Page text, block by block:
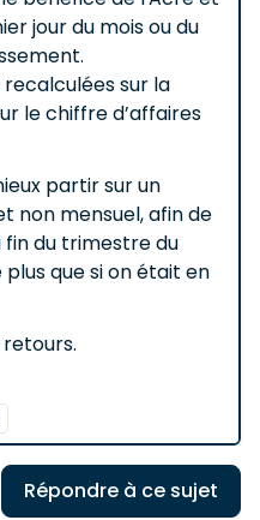
jour du mois ou du
sur la
le chiffre d’affaires
partir sur un
non mensuel, afin de
du trimestre du
que si on était en
Répondre à ce sujet